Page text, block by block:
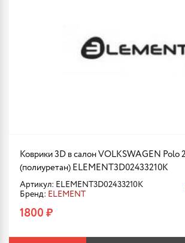
Коврики 3D в салон VOLKSWAGEN Polo
(полиуретан) ELEMENT3D02433210K
Артикул: ELEMENT3D02433210K
Бренд: ELEMENT
1800 ₽